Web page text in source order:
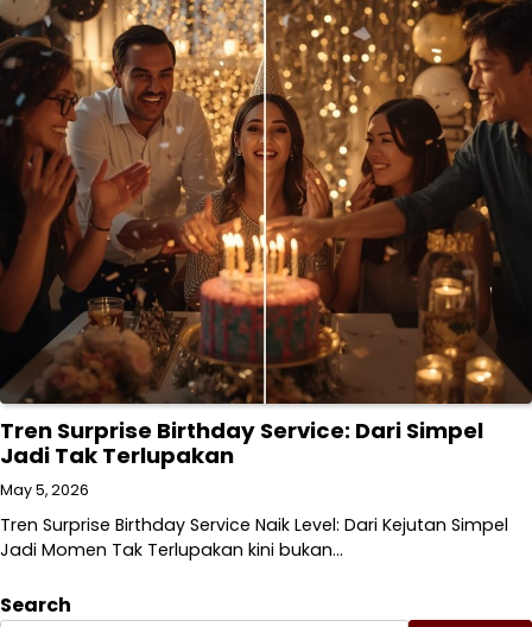
Tren Surprise Birthday Service: Dari Simpel
Jadi Tak Terlupakan
May 5, 2026
Tren Surprise Birthday Service Naik Level: Dari Kejutan Simpel
Jadi Momen Tak Terlupakan kini bukan…
Search